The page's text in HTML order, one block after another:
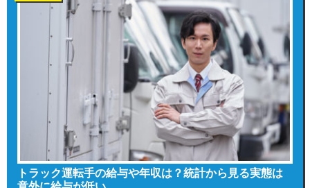
トラック運転手の給与や年収は？統計から見る実態は